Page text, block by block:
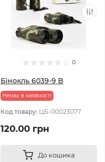
0
Бінокль 6039-9 B
Немає в наявності
Код товару: ЦБ-00023077
120.00 грн
До кошика